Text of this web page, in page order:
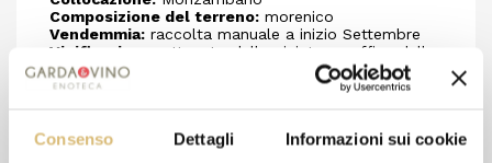
Consenso Dettagli Informazioni sui cookie
Composizione del terreno: morenico
Vendemmia: raccolta manuale a inizio Settembre
Vinificazione:
ottenuto dalla pigiatura soffice delle
uve; vinificazione in bianco; decantazione e
fermentazione a temperatura controllata. Presa in
perlage fine. Profumi vivi ed espressivi di pesca. Al